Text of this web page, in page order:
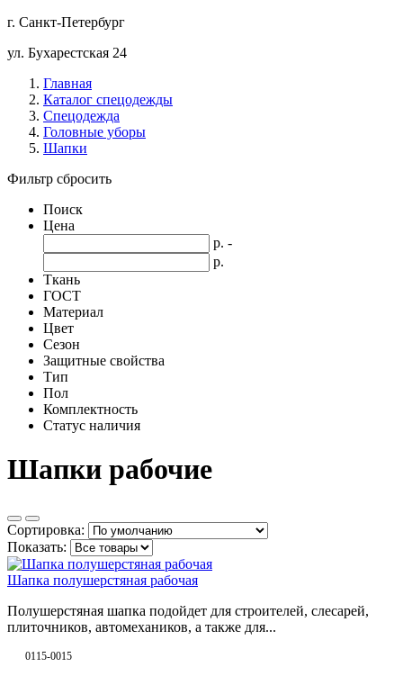
г. Санкт-Петербург
ул. Бухарестская 24
Главная
Каталог спецодежды
Спецодежда
Головные уборы
Шапки
Фильтр сбросить
Поиск
Цена
р. -
р.
Ткань
ГОСТ
Материал
Цвет
Сезон
Защитные свойства
Тип
Пол
Комплектность
Статус наличия
Шапки рабочие
Сортировка:
Показать:
Шапка полушерстяная рабочая
Полушерстяная шапка подойдет для строителей, слесарей,
плиточников, автомехаников, а также для...
0115-0015